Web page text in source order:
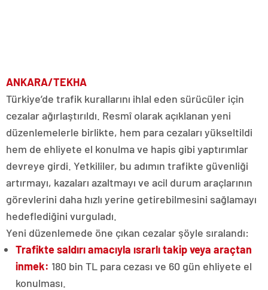
ANKARA/TEKHA
Türkiye’de trafik kurallarını ihlal eden sürücüler için
cezalar ağırlaştırıldı. Resmî olarak açıklanan yeni
düzenlemelerle birlikte, hem para cezaları yükseltildi
hem de ehliyete el konulma ve hapis gibi yaptırımlar
devreye girdi. Yetkililer, bu adımın trafikte güvenliği
artırmayı, kazaları azaltmayı ve acil durum araçlarının
görevlerini daha hızlı yerine getirebilmesini sağlamayı
hedeflediğini vurguladı.
Yeni düzenlemede öne çıkan cezalar şöyle sıralandı:
Trafikte saldırı amacıyla ısrarlı takip veya araçtan
inmek: 180 bin TL para cezası ve 60 gün ehliyete el
konulması.